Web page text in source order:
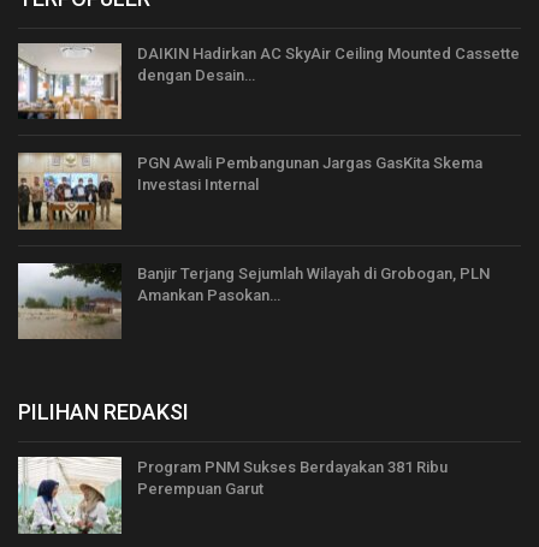
DAIKIN Hadirkan AC SkyAir Ceiling Mounted Cassette
dengan Desain…
PGN Awali Pembangunan Jargas GasKita Skema
Investasi Internal
Banjir Terjang Sejumlah Wilayah di Grobogan, PLN
Amankan Pasokan…
PILIHAN REDAKSI
Program PNM Sukses Berdayakan 381 Ribu
Perempuan Garut